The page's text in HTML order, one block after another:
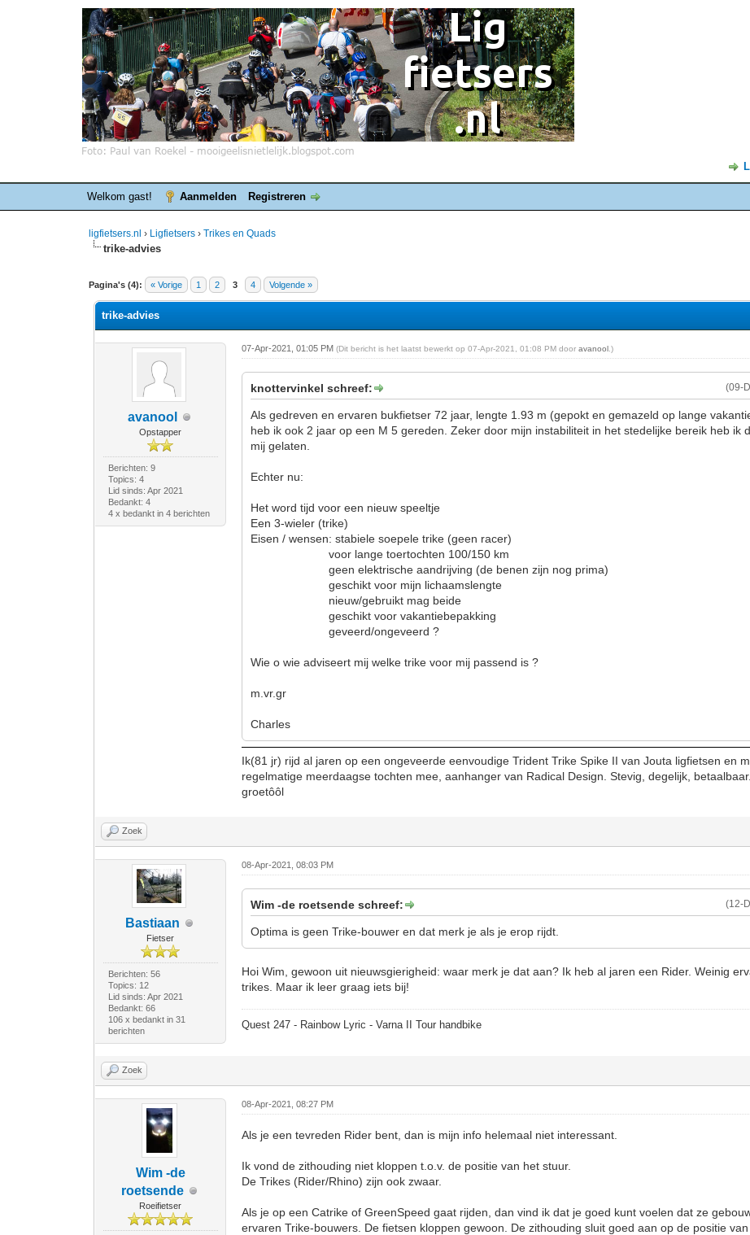
Welkom gast! Aanmelden Registreren
ligfietsers.nl › Ligfietsers ›Trikes en Quads
trike-advies
Pagina's (4): « Vorige 1 2 3 4 Volgende »
0 stemmen - gemiddelde waardering is 0
1
2
3
4
5
trike-advies
avanool
Opstapper
Berichten: 9
Topics: 4
Lid sinds: Apr 2021
Bedankt: 4
4 x bedankt in 4 berichten
07-Apr-2021, 01:05 PM(Dit bericht is het laatst bewerkt op 07-Apr-2021, 01:08 PM dooravanool .)
(09-
knottervinkel schreef:
Als gedreven en ervaren bukfietser 72 jaar, lengte 1.93 m (gepokt en gemazeld op lange
heb ik ook 2 jaar op een M 5 gereden. Zeker door mijn instabiliteit in het stedelijke bereik heb ik
mij gelaten.
Echter nu:
Het word tijd voor een nieuw speeltje
Een 3-wieler (trike)
Eisen / wensen: stabiele soepele trike (geen racer)
voor lange toertochten 100/150 km
geen elektrische aandrijving (de benen zijn nog prima)
geschikt voor mijn lichaamslengte
nieuw/gebruikt mag beide
geschikt voor vakantiebepakking
geveerd/ongeveerd ?
Wie o wie adviseert mij welke trike voor mij passend is ?
m.vr.gr
Charles
Ik(81 jr) rijd al jaren op een ongeveerde eenvoudige Trident Trike Spike II van Jouta ligfietsen en
regelmatige meerdaagse tochten mee, aanhanger van Radical Design. Stevig, degelijk, betaalbaar..
groetôôl
Zoek
Bastiaan
Fietser
Berichten: 56
Topics: 12
Lid sinds: Apr 2021
Bedankt: 66
106 x bedankt in 31
berichten
08-Apr-2021, 08:03 PM
(12-
Wim -de roetsende schreef:
Optima is geen Trike-bouwer en dat merk je als je erop rijdt.
Hoi Wim, gewoon uit nieuwsgierigheid: waar merk je dat aan? Ik heb al jaren een Rider. Weinig
trikes. Maar ik leer graag iets bij!
Quest 247 - Rainbow Lyric - Varna II Tour handbike
Zoek
Wim -de
roetsende
Roeifietser
08-Apr-2021, 08:27 PM
Als je een tevreden Rider bent, dan is mijn info helemaal niet interessant.
Ik vond de zithouding niet kloppen t.o.v. de positie van het stuur.
De Trikes (Rider/Rhino) zijn ook zwaar.
Als je op een Catrike of GreenSpeed gaat rijden, dan vind ik dat je goed kunt voelen dat ze
ervaren Trike-bouwers. De fietsen kloppen gewoon. De zithouding sluit goed aan op de positie